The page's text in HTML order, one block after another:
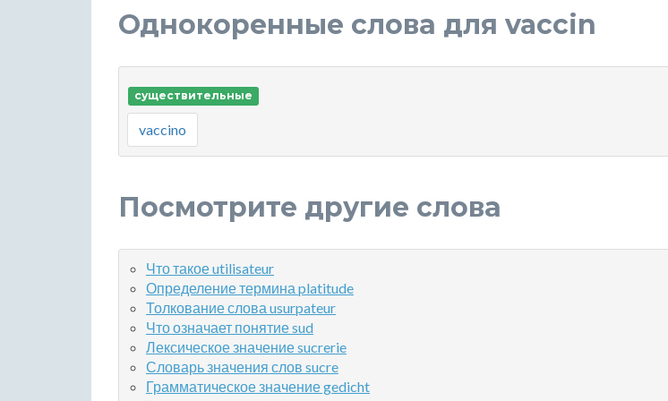
Однокоренные слова для vaccin
существительные
vaccino
Посмотрите другие слова
Что такое utilisateur
Определение термина platitude
Толкование слова usurpateur
Что означает понятие sud
Лексическое значение sucrerie
Словарь значения слов sucre
Грамматическое значение gedicht